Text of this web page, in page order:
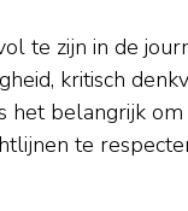
te zijn in de
kritisch
het belangrijk
te